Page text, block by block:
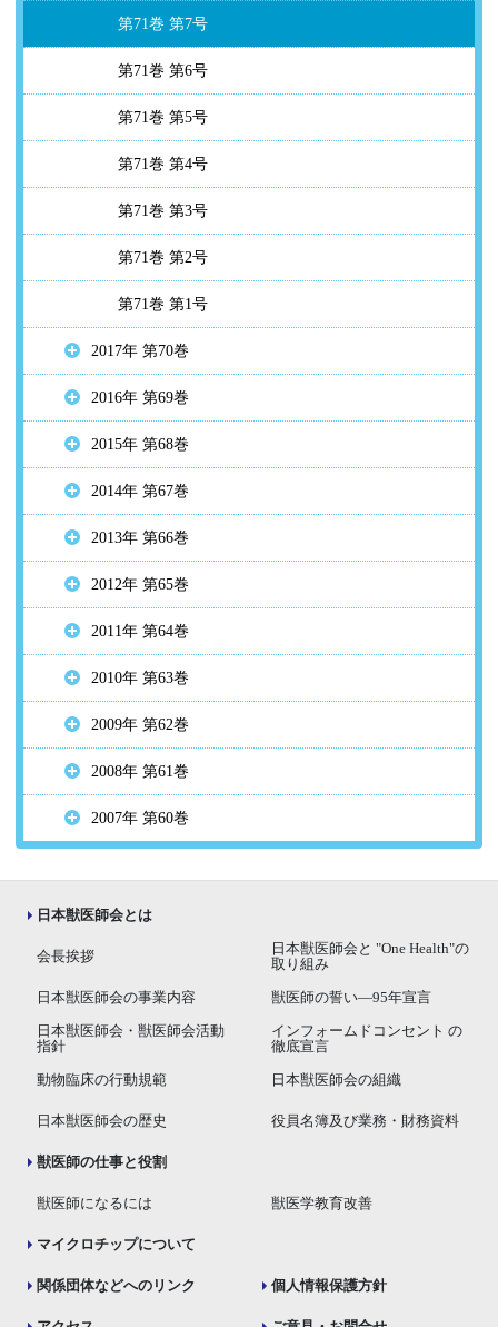
第71巻 第7号
第71巻 第6号
第71巻 第5号
第71巻 第4号
第71巻 第3号
第71巻 第2号
第71巻 第1号
2017年 第70巻
2016年 第69巻
2015年 第68巻
2014年 第67巻
2013年 第66巻
2012年 第65巻
2011年 第64巻
2010年 第63巻
2009年 第62巻
2008年 第61巻
2007年 第60巻
日本獣医師会とは
会長挨拶
日本獣医師会と "One Health"の
取り組み
日本獣医師会の事業内容 獣医師の誓い―95年宣言
日本獣医師会・獣医師会活動
指針
インフォームドコンセント の
徹底宣言
動物臨床の行動規範 日本獣医師会の組織
日本獣医師会の歴史 役員名簿及び業務・財務資料
獣医師の仕事と役割
獣医師になるには 獣医学教育改善
マイクロチップについて
関係団体などへのリンク 個人情報保護方針